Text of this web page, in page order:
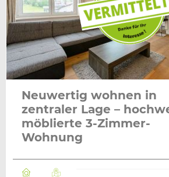
Neuwertig wohnen in
zentraler Lage –
möblierte 3-Zimmer-
Wohnung